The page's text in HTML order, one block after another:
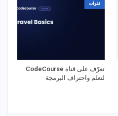
قنوات
تعرّف على قناة CodeCourse
لتعلم واحتراف البرمجة